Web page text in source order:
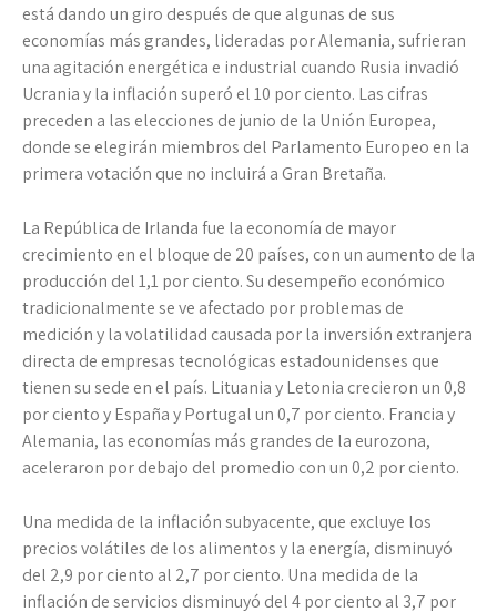
está dando un giro después de que algunas de sus
economías más grandes, lideradas por Alemania, sufrieran
una agitación energética e industrial cuando Rusia invadió
Ucrania y la inflación superó el 10 por ciento. Las cifras
preceden a las elecciones de junio de la Unión Europea,
donde se elegirán miembros del Parlamento Europeo en la
primera votación que no incluirá a Gran Bretaña.
La República de Irlanda fue la economía de mayor
crecimiento en el bloque de 20 países, con un aumento de la
producción del 1,1 por ciento. Su desempeño económico
tradicionalmente se ve afectado por problemas de
medición y la volatilidad causada por la inversión extranjera
directa de empresas tecnológicas estadounidenses que
tienen su sede en el país. Lituania y Letonia crecieron un 0,8
por ciento y España y Portugal un 0,7 por ciento. Francia y
Alemania, las economías más grandes de la eurozona,
aceleraron por debajo del promedio con un 0,2 por ciento.
Una medida de la inflación subyacente, que excluye los
precios volátiles de los alimentos y la energía, disminuyó
del 2,9 por ciento al 2,7 por ciento. Una medida de la
inflación de servicios disminuyó del 4 por ciento al 3,7 por